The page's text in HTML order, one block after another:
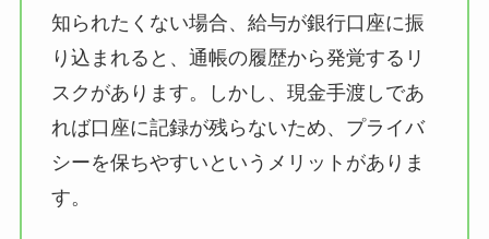
知られたくない場合、給与が銀行口座に振
り込まれると、通帳の履歴から発覚するリ
スクがあります。しかし、現金手渡しであ
れば口座に記録が残らないため、プライバ
シーを保ちやすいというメリットがありま
す。